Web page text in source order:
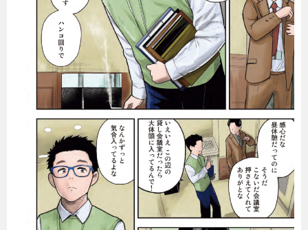
グルメ スキル
暮らし エンタメ
連載一覧